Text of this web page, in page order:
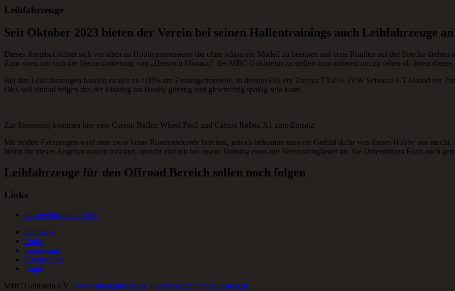
Leihfahrzeuge
Seit Oktober 2023 bieten der Verein bei seinen Hallentrainings auch Leihfahrzeuge an
Dieses Angebot richtet sich vor allen an Hobbyinteressierte die ohne schon ein Modell zu besitzen mal erste Runden auf der Strecke drehen
Zum einen um sich der Herausforderung von „Hessisch Monaco“ des MBC Goldsteins zu stellen zum anderen um zu sehen ob ihnen
Bei den Leihfahrzeugen handelt es sich zu 100% um Einsteigermodelle, in diesem Fall ein Tamiya TT-01E (VW Scirocco GT24)und ein
Dies soll einmal zeigen das der Einstieg ins Hobby günstig und gleichzeitig spaßig sein kann.
Zur Steuerung kommen hier eine Carson Reflex Wheel Pro3 und Carson Reflex X1 zum Einsatz.
Mit beiden Fahrzeugen wird man zwar keine Rundenrekorde brechen, jedoch bekommt man ein Gefühl dafür was dieses Hobby aus macht.
Wenn ihr dieses Angebot nutzen möchtet, sprecht einfach bei einem Training eines der Vereinsmitglieder an. Sie Unterstützen Euch auch
Leihfahrzeuge für den Offroad Bereich sollen noch folgen
Links
Unsere Facebook Seite
Kontakte
Links
Impressum
Datenschutz
Login
MBC Goldstein e.V - www.mbcgoldstein.de - webmaster@mbcgoldstein.de